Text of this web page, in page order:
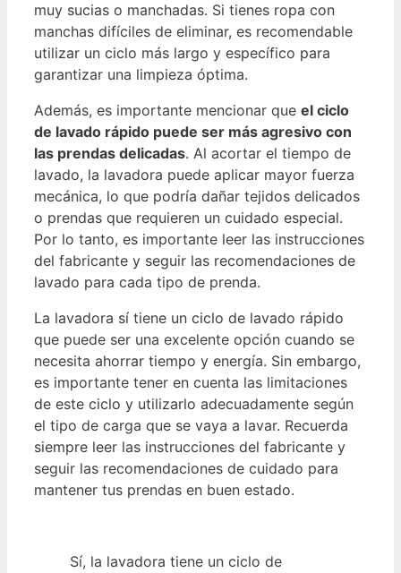
muy sucias o manchadas. Si tienes ropa con
manchas difíciles de eliminar, es recomendable
utilizar un ciclo más largo y específico para
garantizar una limpieza óptima.
Además, es importante mencionar que el ciclo
de lavado rápido puede ser más agresivo con
las prendas delicadas. Al acortar el tiempo de
lavado, la lavadora puede aplicar mayor fuerza
mecánica, lo que podría dañar tejidos delicados
o prendas que requieren un cuidado especial.
Por lo tanto, es importante leer las instrucciones
del fabricante y seguir las recomendaciones de
lavado para cada tipo de prenda.
La lavadora sí tiene un ciclo de lavado rápido
que puede ser una excelente opción cuando se
necesita ahorrar tiempo y energía. Sin embargo,
es importante tener en cuenta las limitaciones
de este ciclo y utilizarlo adecuadamente según
el tipo de carga que se vaya a lavar. Recuerda
siempre leer las instrucciones del fabricante y
seguir las recomendaciones de cuidado para
mantener tus prendas en buen estado.
Sí, la lavadora tiene un ciclo de